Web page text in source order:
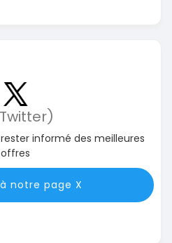
informé des meilleures
offres
notre page X